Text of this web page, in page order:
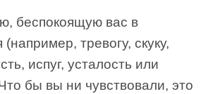
беспокоящую вас в
тревогу, скуку,
испуг, усталость или
бы вы ни чувствовали, это